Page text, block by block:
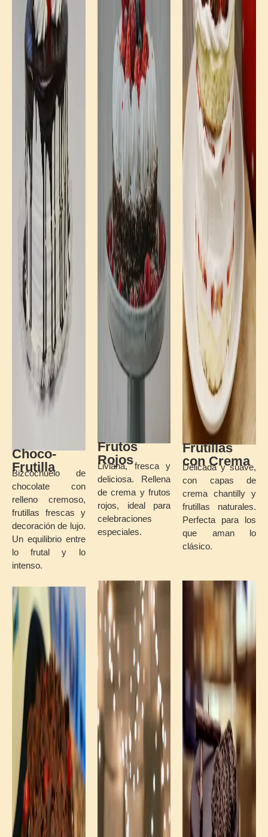
Choco-
Frutilla
Bizcochuelo de
chocolate con
relleno cremoso,
frutillas frescas y
decoraciónde lujo.
Un equilibrio entre
lofrutaly lo
intenso.
Frutos
Rojos
Liviana,frescay
deliciosa. Rellena
decrema yfrutos
rojos, ideal para
celebraciones
especiales.
Frutillas
con Crema
Delicadaysuave,
con capasde
cremachantillyy
frutillas naturales.
Perfecta para los
que aman lo
clásico.